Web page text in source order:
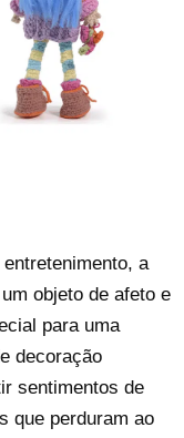
a
objeto de afeto e
para uma
decoração
sentimentos de
que perduram ao